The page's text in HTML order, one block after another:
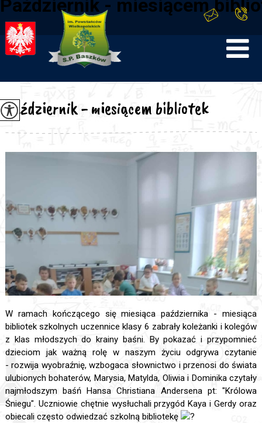
Październik - miesiącem
Październik - miesiącem bibliotek
W ramach kończącego się miesiąca października - miesiąca
bibliotek szkolnych uczennice klasy 6 zabrały koleżanki i kolegów
z klas młodszych do krainy baśni. By pokazać i przypomnieć
dzieciom jak ważną rolę w naszym życiu odgrywa czytanie
- rozwija wyobraźnię, wzbogaca słownictwo i przenosi do świata
ulubionych bohaterów, Marysia, Matylda, Oliwia i Dominika czytały
najmłodszym baśń Hansa Christiana Andersena pt: "Królowa
Śniegu". Uczniowie chętnie wysłuchali przygód Kaya i Gerdy oraz
obiecali często odwiedzać szkolną bibliotekę